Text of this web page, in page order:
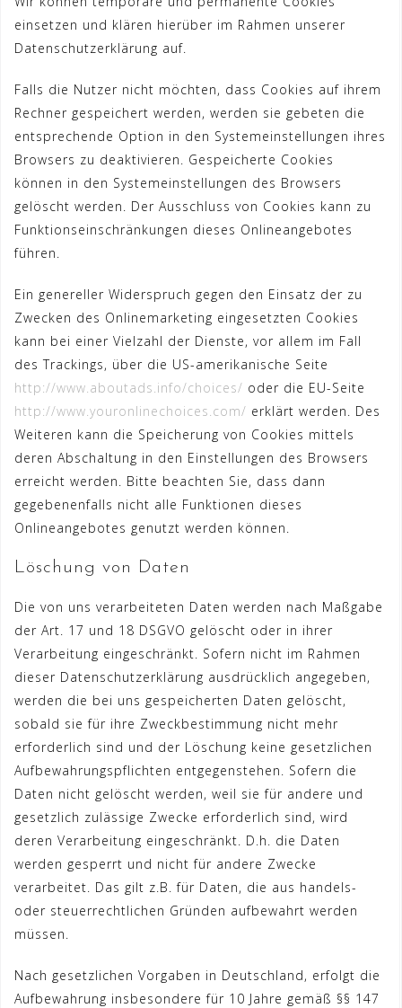
einsetzen und klären hierüber im Rahmen unserer
Datenschutzerklärung auf.
Falls die Nutzer nicht möchten, dass Cookies auf ihrem
Rechner gespeichert werden, werden sie gebeten die
entsprechende Option in den Systemeinstellungen ihres
Browsers zu deaktivieren. Gespeicherte Cookies
können in den Systemeinstellungen des Browsers
gelöscht werden. Der Ausschluss von Cookies kann zu
Funktionseinschränkungen dieses Onlineangebotes
führen.
Ein genereller Widerspruch gegen den Einsatz der zu
Zwecken des Onlinemarketing eingesetzten Cookies
kann bei einer Vielzahl der Dienste, vor allem im Fall
des Trackings, über die US-amerikanische Seite
http://www.aboutads.info/choices/ oder die EU-Seite
http://www.youronlinechoices.com/ erklärt werden. Des
Weiteren kann die Speicherung von Cookies mittels
deren Abschaltung in den Einstellungen des Browsers
erreicht werden. Bitte beachten Sie, dass dann
gegebenenfalls nicht alle Funktionen dieses
Onlineangebotes genutzt werden können.
Löschung von Daten
Die von uns verarbeiteten Daten werden nach Maßgabe
der Art. 17 und 18 DSGVO gelöscht oder in ihrer
Verarbeitung eingeschränkt. Sofern nicht im Rahmen
dieser Datenschutzerklärung ausdrücklich angegeben,
werden die bei uns gespeicherten Daten gelöscht,
sobald sie für ihre Zweckbestimmung nicht mehr
erforderlich sind und der Löschung keine gesetzlichen
Aufbewahrungspflichten entgegenstehen. Sofern die
Daten nicht gelöscht werden, weil sie für andere und
gesetzlich zulässige Zwecke erforderlich sind, wird
deren Verarbeitung eingeschränkt. D.h. die Daten
werden gesperrt und nicht für andere Zwecke
verarbeitet. Das gilt z.B. für Daten, die aus handels-
oder steuerrechtlichen Gründen aufbewahrt werden
müssen.
Nach gesetzlichen Vorgaben in Deutschland, erfolgt die
Aufbewahrung insbesondere für 10 Jahre gemäß §§ 147